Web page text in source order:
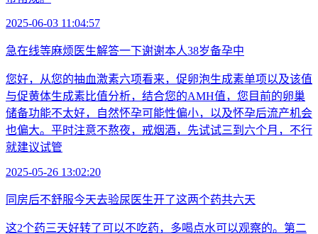
2025-06-03 11:04:57
急在线等麻烦医生解答一下谢谢本人38岁备孕中
您好，从您的抽血激素六项看来，促卵泡生成素单项以及该值
与促黄体生成素比值分析，结合您的AMH值，您目前的卵巢
储备功能不太好，自然怀孕可能性偏小，以及怀孕后流产机会
也偏大。平时注意不熬夜，戒烟酒，先试试三到六个月，不行
就建议试管
2025-05-26 13:02:20
同房后不舒服今天去验尿医生开了这两个药共六天
这2个药三天好转了可以不吃药，多喝点水可以观察的。第二